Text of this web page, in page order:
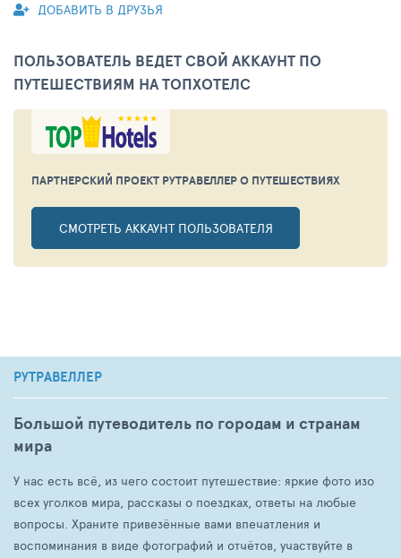
ДОБАВИТЬ В ДРУЗЬЯ
ПОЛЬЗОВАТЕЛЬ ВЕДЕТ СВОЙ АККАУНТ ПО
ПУТЕШЕСТВИЯМ НА ТОПХОТЕЛС
ПАРТНЕРСКИЙ ПРОЕКТ РУТРАВЕЛЛЕРО ПУТЕШЕСТВИЯХ
СМОТРЕТЬ АККАУНТ ПОЛЬЗОВАТЕЛЯ
РУТРАВЕЛЛЕР
Большой путеводитель по городам и странам
мира
У нас есть всё, из чего состоит путешествие: яркие фото изо
всех уголков мира, рассказы о поездках, ответы на любые
вопросы. Храните привезённые вами впечатления и
воспоминания в виде фотографий и отчётов, участвуйте в